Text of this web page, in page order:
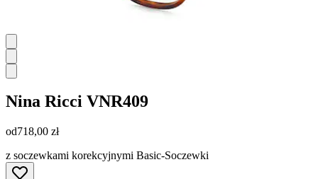
Nina Ricci VNR409
od718,00 zł
z soczewkami korekcyjnymi Basic-Soczewki